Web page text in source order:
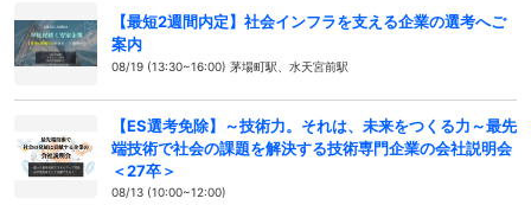
【最短2週間内定】社会インフラを支える企業の選考へご
案内
08/19 (13:30~16:00) 茅場町駅、水天宮前駅
【ES選考免除】～技術力。それは、未来をつくる力～最先
端技術で社会の課題を解決する技術専門企業の会社説明会
＜27卒＞
08/13 (10:00~12:00)